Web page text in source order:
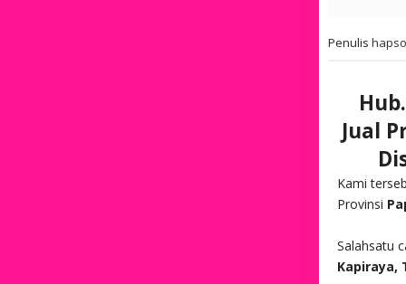
Penulis
Jual
Kami
Provinsi
Salahsatu
Kapiraya,